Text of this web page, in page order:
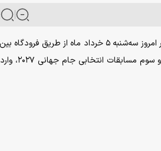
به گزارش خبرگزاری آنا، سوتیریس مانولوپولوس سرمربی تیم ملی بسکتبال آقایان ایران، ظهر امروز سه‌شنبه ۵ خرداد ماه
امام خمینی (ره) جهت برگزاری اردوهای آماده‌سازی تیم